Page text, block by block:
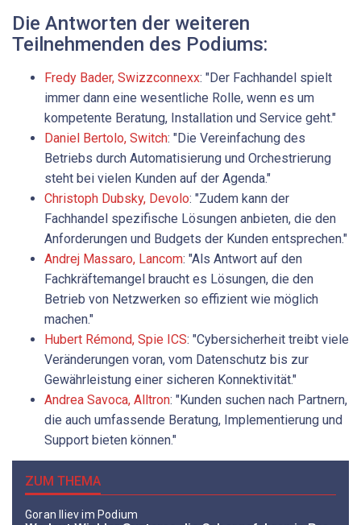
Die Antworten der weiteren
Teilnehmenden des Podiums:
Fredy Bader, Swizzconnexx: "Der Fachhandel spielt
immer dann eine wesentliche Rolle, wenn es um
kompetente Beratung, Installation und Service geht."
Daniel Bertolo, Switch: "Die Vereinfachung des
Betriebs durch Automatisierung und Orchestrierung
steht bei vielen Kunden auf der Agenda."
Christoph Dubsky, Devolo: "Zudem kann der
Fachhandel spezifische Lösungen anbieten, die den
Anforderungen und Budgets der Kunden entsprechen."
Andrej ­Massaro, Lancom: "Als Antwort auf den
Fachkräftemangel braucht es Lösungen, die den
Betrieb von Netzwerken so effizient wie möglich
machen."
Hubert ­Rémond, Spie ICS: "Cybersicherheit treibt viele
Veränderungen voran, vom Datenschutz bis zur
Gewährleistung einer sicheren Konnektivität."
Andrea Savoca, Alltron: "Kunden suchen nach Partnern,
die auch umfassende Beratung, Implementierung und
Support bieten können."
ZUM THEMA
Goran Iliev im Podium